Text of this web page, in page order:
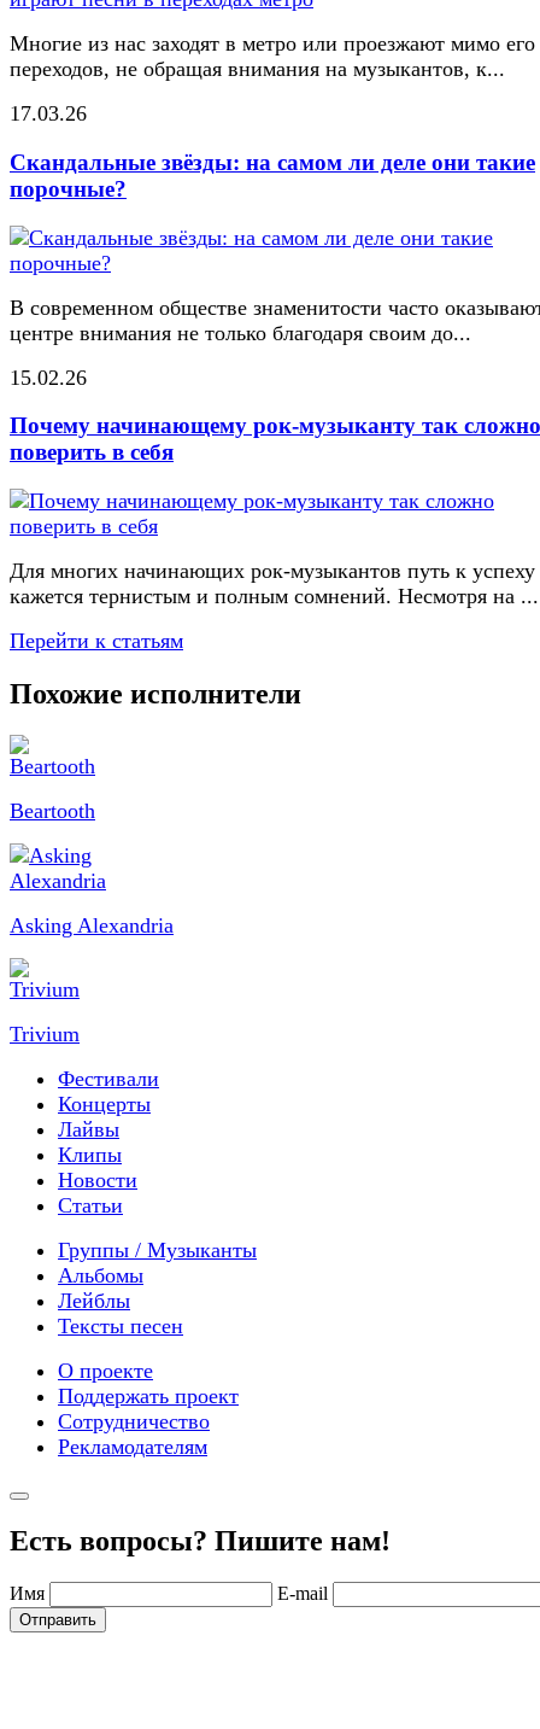
Многие из нас заходят в метро или проезжают мимо его
переходов, не обращая внимания на музыкантов, к...
17.03.26
Скандальные звёзды: на самом ли деле они такие
порочные?
В современном обществе знаменитости часто
центре внимания не только благодаря своим до...
15.02.26
Почему начинающему рок-музыканту так сложно
поверить в себя
Для многих начинающих рок-музыкантов путь к успеху
кажется тернистым и полным сомнений. Несмотря на ...
Перейти к статьям
Похожие исполнители
Beartooth
Asking Alexandria
Trivium
Фестивали
Концерты
Лайвы
Клипы
Новости
Статьи
Группы / Музыканты
Альбомы
Лейблы
Тексты песен
О проекте
Поддержать проект
Сотрудничество
Рекламодателям
Есть вопросы? Пишите нам!
Имя E-mail